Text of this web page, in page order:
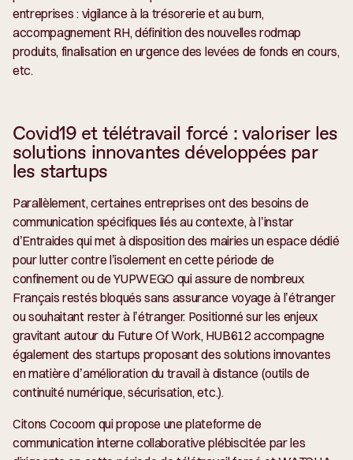
entreprises : vigilance à la trésorerie et au burn,
accompagnement RH, définition des nouvelles rodmap
produits, finalisation en urgence des levées de fonds en cours,
etc.
Covid19 et télétravail forcé : valoriser les
solutions innovantes développées par
les startups
Parallèlement, certaines entreprises ont des besoins de
communication spécifiques liés au contexte, à l’instar
d’Entraides qui met à disposition des mairies un espace dédié
pour lutter contre l’isolement en cette période de
confinement ou de YUPWEGO qui assure de nombreux
Français restés bloqués sans assurance voyage à l’étranger
ou souhaitant rester à l’étranger. Positionné sur les enjeux
gravitant autour du Future Of Work, HUB612 accompagne
également des startups proposant des solutions innovantes
en matière d’amélioration du travail à distance (outils de
continuité numérique, sécurisation, etc.).
Citons Cocoom qui propose une plateforme de
communication interne collaborative plébiscitée par les